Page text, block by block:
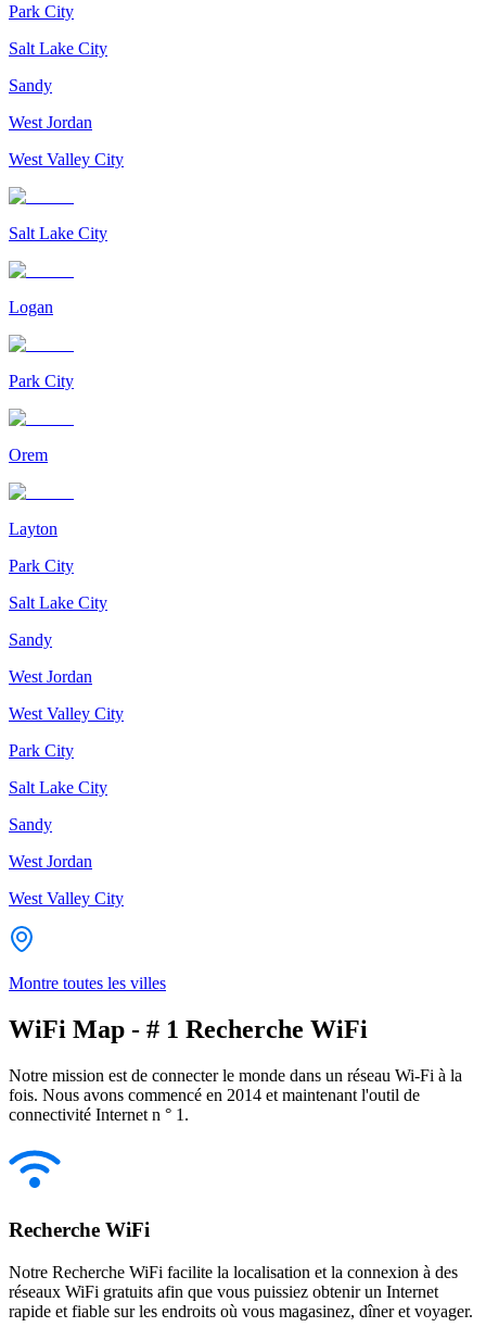
Park City
Salt Lake City
Sandy
West Jordan
West Valley City
Salt Lake City
Logan
Park City
Orem
Layton
Park City
Salt Lake City
Sandy
West Jordan
West Valley City
Park City
Salt Lake City
Sandy
West Jordan
West Valley City
Montre toutes les villes
WiFi Map - # 1 Recherche WiFi
Notre mission est de connecter le monde dans un réseau Wi-Fi à la
fois. Nous avons commencé en 2014 et maintenant l'outil de
connectivité Internet n ° 1.
Recherche WiFi
Notre Recherche WiFi facilite la localisation et la connexion à des
réseaux WiFi gratuits afin que vous puissiez obtenir un Internet
rapide et fiable sur les endroits où vous magasinez, dîner et voyager.